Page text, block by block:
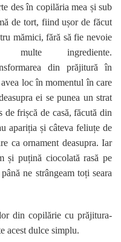
des în copilăria mea și sub
de tort, fiind ușor de făcut
mămici, fără să fie nevoie
multe ingrediente.
din prăjitură în
loc în momentul în care
ei se punea un strat
de frișcă de casă, făcută din
apariția și câteva feliuțe de
ca ornament deasupra. Iar
și puțină ciocolată rasă pe
ne strângeam toți seara
din copilărie cu prăjitura-
acest dulce simplu.